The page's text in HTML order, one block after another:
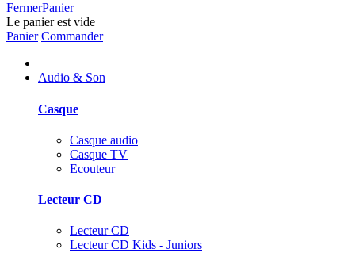
FermerPanier
Le panier est vide
Panier Commander
Audio & Son
Casque
Casque audio
Casque TV
Ecouteur
Lecteur CD
Lecteur CD
Lecteur CD Kids - Juniors